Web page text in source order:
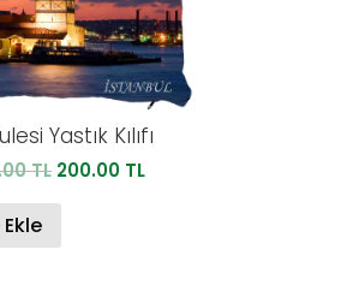
Yastık Kılıfı
TL Orijinal
200.00 TLŞu